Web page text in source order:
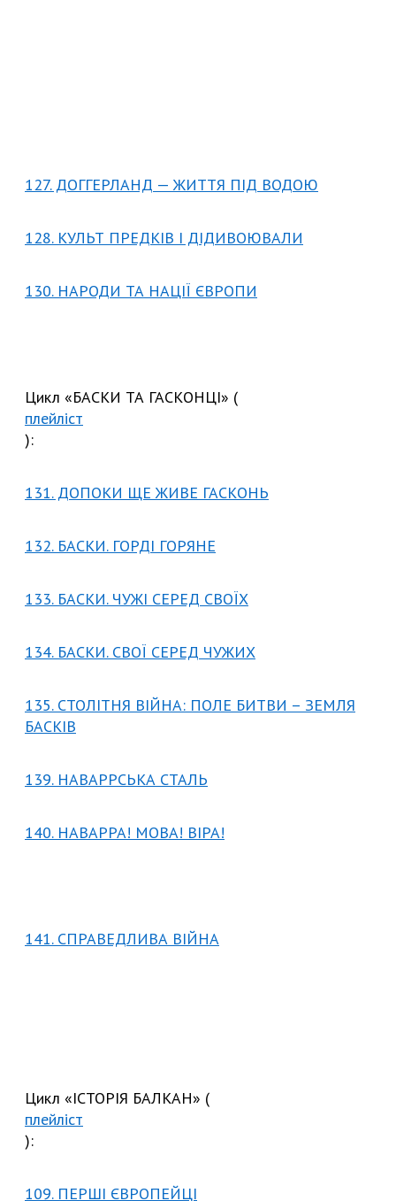
127. ДОГГЕРЛАНД — ЖИТТЯ ПІД ВОДОЮ
128. КУЛЬТ ПРЕДКІВ І ДІДИВОЮВАЛИ
130. НАРОДИ ТА НАЦІЇ ЄВРОПИ
Цикл «БАСКИ ТА ГАСКОНЦІ» (
плейліст
):
131. ДОПОКИ ЩЕ ЖИВЕ ГАСКОНЬ
132. БАСКИ. ГОРДІ ГОРЯНЕ
133. БАСКИ. ЧУЖІ СЕРЕД СВОЇХ
134. БАСКИ. СВОЇ СЕРЕД ЧУЖИХ
135. СТОЛІТНЯ ВІЙНА: ПОЛЕ БИТВИ – ЗЕМЛЯ
БАСКІВ
139. НАВАРРСЬКА СТАЛЬ
140. НАВАРРА! МОВА! ВІРА!
141. СПРАВЕДЛИВА ВІЙНА
Цикл «ІСТОРІЯ БАЛКАН» (
плейліст
):
109. ПЕРШІ ЄВРОПЕЙЦІ